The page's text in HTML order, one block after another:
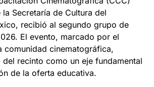
Secretaría de Cultura del
recibió al segundo grupo de
El evento, marcado por el
comunidad cinematográfica,
recinto como un eje fundamental
de la oferta educativa.